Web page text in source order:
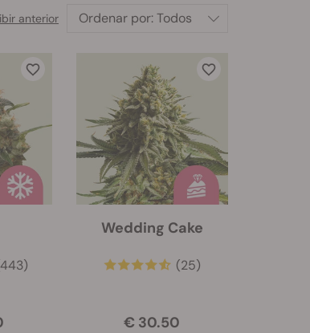
anterior Ordenar por:Todos
Wedding Cake
(25)
€ 30.50